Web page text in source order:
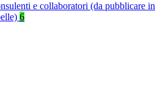
e collaboratori (da pubblicare in
6